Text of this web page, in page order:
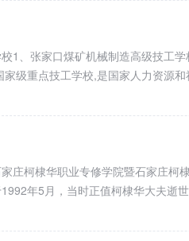
1、张家口煤矿机械制造高级技工
级重点技工学校,是国家人力资源
庄柯棣华职业专修学院暨石家庄柯
年5月，当时正值柯棣华大夫逝